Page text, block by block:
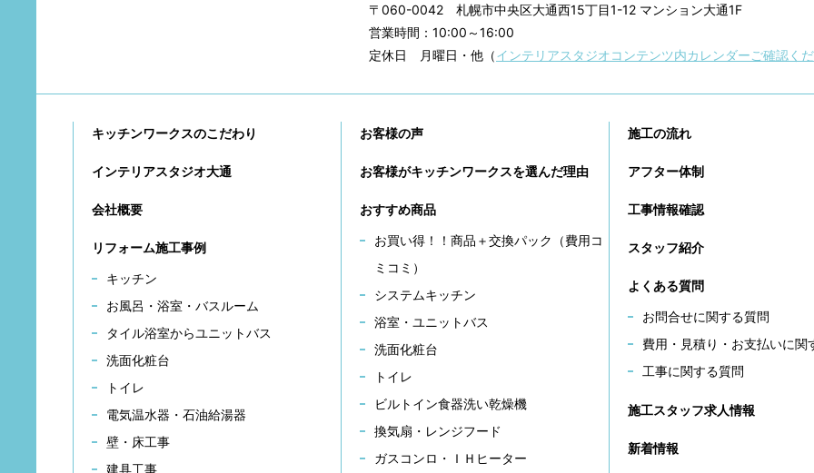
〒060-0042 札幌市中央区大通西15丁目1-12 マンション大通1F
営業時間：10:00～16:00
定休日 月曜日・他（インテリアスタジオコンテンツ内カレンダーご確認く
キッチンワークスのこだわり
インテリアスタジオ大通
会社概要
リフォーム施工事例
キッチン
お風呂・浴室・バスルーム
タイル浴室からユニットバス
洗面化粧台
トイレ
電気温水器・石油給湯器
壁・床工事
建具工事
お客様の声
お客様がキッチンワークスを選んだ理由
おすすめ商品
お買い得！！商品＋交換パック（費用コ
ミコミ）
システムキッチン
浴室・ユニットバス
洗面化粧台
トイレ
ビルトイン食器洗い乾燥機
換気扇・レンジフード
ガスコンロ・ＩＨヒーター
施工の流れ
アフター体制
工事情報確認
スタッフ紹介
よくある質問
お問合せに関する質問
費用・見積り・お支払いに関
工事に関する質問
施工スタッフ求人情報
新着情報